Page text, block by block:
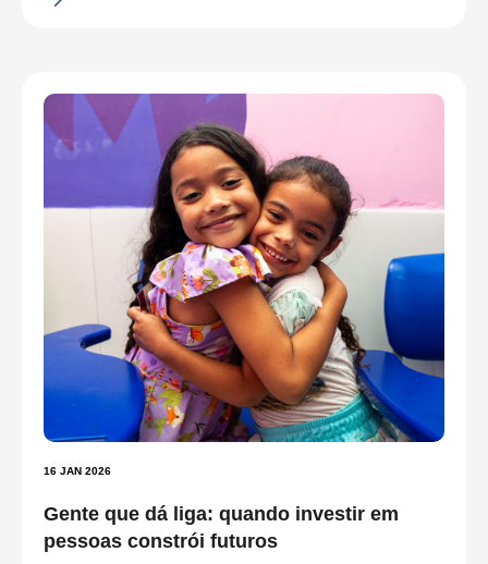
16 JAN 2026
Gente que dá liga: quando investir em
pessoas constrói futuros